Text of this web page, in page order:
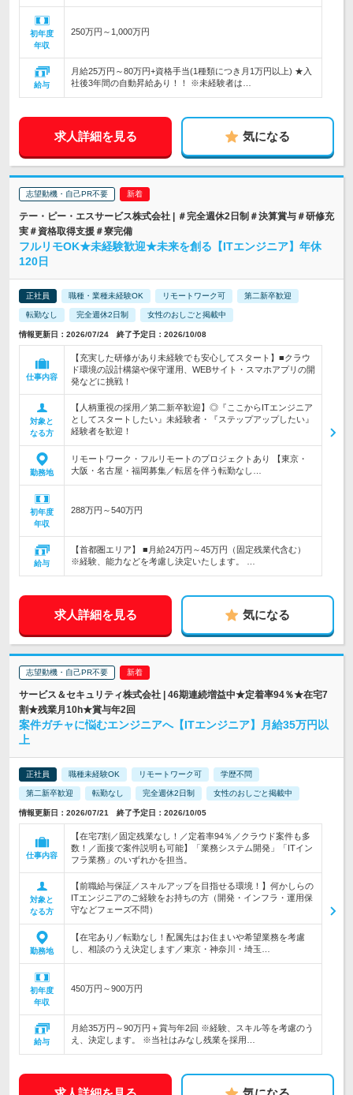
初年度
年収
250万円～1,000万円
給与
月給25万円～80万円+資格手当(1種類につき月1万円以上) ★入
社後3年間の自動昇給あり！！ ※未経験者は…
求人詳細を見る 気になる
志望動機・自己PR不要
テー・ピー・エスサービス株式会社 | ＃完全週休2日制＃決算賞与＃研修充
実＃資格取得支援＃寮完備
フルリモOK★未経験歓迎★未来を創る【ITエンジニア】年休
120日
正社員 職種・業種未経験OK リモートワーク可 第二新卒歓迎
転勤なし 完全週休2日制 女性のおしごと掲載中
情報更新日：2026/07/24 終了予定日：2026/10/08
仕事内容
【充実した研修があり未経験でも安心してスタート】■クラウ
ド環境の設計構築や保守運用、WEBサイト・スマホアプリの開
発などに挑戦！
対象と
なる方
【人柄重視の採用／第二新卒歓迎】◎『ここからITエンジニア
としてスタートしたい』未経験者・『ステップアップしたい』
経験者を歓迎！
勤務地
リモートワーク・フルリモートのプロジェクトあり 【東京・
大阪・名古屋・福岡募集／転居を伴う転勤なし…
初年度
年収
288万円～540万円
給与
【首都圏エリア】 ■月給24万円～45万円（固定残業代含む）
※経験、能力などを考慮し決定いたします。 …
求人詳細を見る 気になる
志望動機・自己PR不要
サービス＆セキュリティ株式会社 | 46期連続増益中★定着率94％★在宅7
割★残業月10h★賞与年2回
案件ガチャに悩むエンジニアへ【ITエンジニア】月給35万円以
上
正社員 職種未経験OK リモートワーク可 学歴不問
第二新卒歓迎 転勤なし 完全週休2日制 女性のおしごと掲載中
情報更新日：2026/07/21 終了予定日：2026/10/05
仕事内容
【在宅7割／固定残業なし！／定着率94％／クラウド案件も多
数！／面接で案件説明も可能】「業務システム開発」「ITイン
フラ業務」のいずれかを担当。
対象と
なる方
【前職給与保証／スキルアップを目指せる環境！】何かしらの
ITエンジニアのご経験をお持ちの方（開発・インフラ・運用保
守などフェーズ不問）
勤務地
【在宅あり／転勤なし！配属先はお住まいや希望業務を考慮
し、相談のうえ決定します／東京・神奈川・埼玉…
初年度
年収
450万円～900万円
給与
月給35万円～90万円＋賞与年2回 ※経験、スキル等を考慮のう
え、決定します。 ※当社はみなし残業を採用…